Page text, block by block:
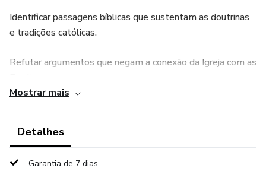
Identificar passagens bíblicas que sustentam as doutrinas
e tradições católicas.
Refutar argumentos que negam a conexão da Igreja com as
tanto para quem busca aprofundar sua fé quanto para
Mostrar mais
Detalhes
Garantia de 7 dias